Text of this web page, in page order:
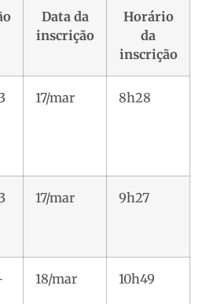
Data da
inscrição
Horário
da
inscrição
17/mar 8h28
17/mar 9h27
18/mar 10h49